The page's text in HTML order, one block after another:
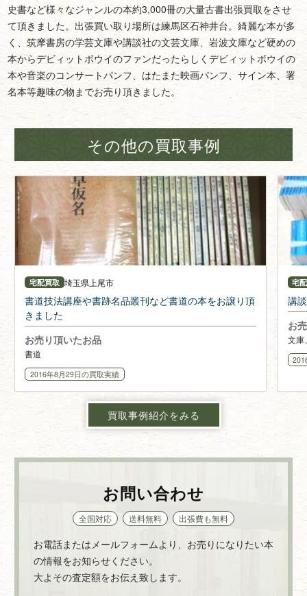
史書など様々なジャンルの本約3,000冊の大量古書出張買取をさせ
て頂きました。出張買い取り場所は練馬区石神井台。綺麗な本が多
く、筑摩書房の学芸文庫や講談社の文芸文庫、岩波文庫など硬めの
本からデビィットボウイのファンだったらしくデビィットボウイの
本や音楽のコンサートパンフ、はたまた映画パンフ、サイン本、署
名本等趣味の物までお売り頂きました。
その他の買取事例
宅配買取 埼玉県 上尾市
書道技法講座や書跡名品叢刊など書道の本をお譲り頂
きました
お売り頂いたお品
書道
2016年8月29日の買取実績
宅
講
お
文庫
買取事例紹介をみる
お問い合わせ
全国対応 送料無料 出張費も無料
お電話またはメールフォームより、お売りになりたい本
の情報をお知らせください。
大よその査定額をお伝え致します。